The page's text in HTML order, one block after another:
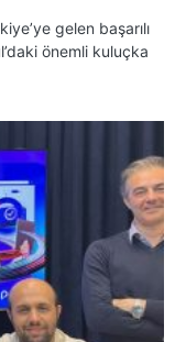
gelen başarılı
önemli kuluçka